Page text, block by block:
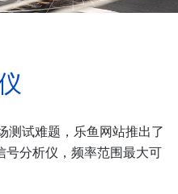
测试难题，乐鱼网站推出了
号分析仪，频率范围最大可